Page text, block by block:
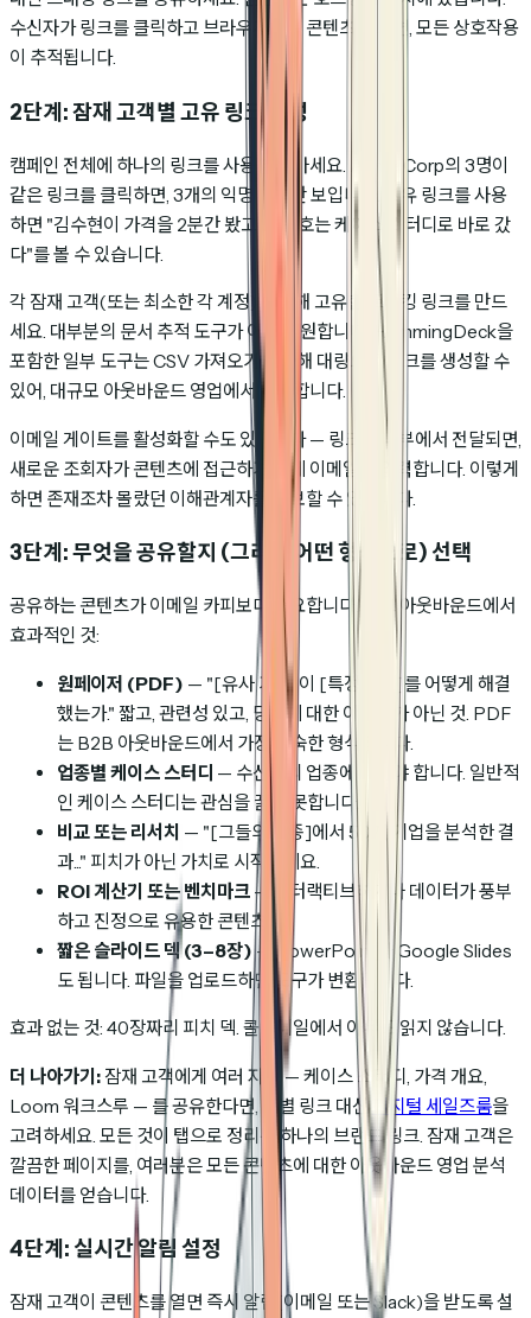
수신자가 링크를 클릭하고 브라우저에서 콘텐츠를 보면, 모든 상호작용
이 추적됩니다.
2단계: 잠재 고객별 고유 링크 생성
캠페인 전체에 하나의 링크를 사용하지 마세요. Acme Corp의 3명이
같은 링크를 클릭하면, 3개의 익명 조회만 보입니다. 고유 링크를 사용
하면 "김수현이 가격을 2분간 봤고, 이민호는 케이스 스터디로 바로 갔
다"를 볼 수 있습니다.
각 잠재 고객(또는 최소한 각 계정)에 대해 고유한 트래킹 링크를 만드
세요. 대부분의 문서 추적 도구가 이를 지원합니다. HummingDeck을
포함한 일부 도구는 CSV 가져오기를 통해 대량으로 링크를 생성할 수
있어, 대규모 아웃바운드 영업에서 유용합니다.
이메일 게이트를 활성화할 수도 있습니다 — 링크가 내부에서 전달되면,
새로운 조회자가 콘텐츠에 접근하기 전에 이메일을 입력합니다. 이렇게
하면 존재조차 몰랐던 이해관계자를 확보할 수 있습니다.
3단계: 무엇을 공유할지 (그리고 어떤 형식으로) 선택
공유하는 콘텐츠가 이메일 카피보다 중요합니다. 콜드 아웃바운드에서
효과적인 것:
원페이저 (PDF) — "[유사 기업]이 [특정 문제]를 어떻게 해결
했는가." 짧고, 관련성 있고, 당신에 대한 이야기가 아닌 것. PDF
는 B2B 아웃바운드에서 가장 익숙한 형식입니다.
업종별 케이스 스터디 — 수신자의 업종에 맞아야 합니다. 일반적
인 케이스 스터디는 관심을 끌지 못합니다.
비교 또는 리서치 — "[그들의 업종]에서 50개 기업을 분석한 결
과..." 피치가 아닌 가치로 시작하세요.
ROI 계산기 또는 벤치마크 — 인터랙티브하거나 데이터가 풍부
하고 진정으로 유용한 콘텐츠.
짧은 슬라이드 덱 (3–8장)— PowerPoint나 Google Slides
도 됩니다. 파일을 업로드하면 도구가 변환합니다.
효과 없는 것: 40장짜리 피치 덱. 콜드메일에서 아무도 읽지 않습니다.
더 나아가기: 잠재 고객에게 여러 자료 — 케이스 스터디, 가격 개요,
Loom 워크스루 — 를 공유한다면, 개별 링크 대신 디지털 세일즈룸을
고려하세요. 모든 것이 탭으로 정리된 하나의 브랜드 링크. 잠재 고객은
깔끔한 페이지를, 여러분은 모든 콘텐츠에 대한 아웃바운드 영업 분석
데이터를 얻습니다.
4단계: 실시간 알림 설정
잠재 고객이 콘텐츠를 열면 즉시 알림(이메일 또는 Slack)을 받도록 설